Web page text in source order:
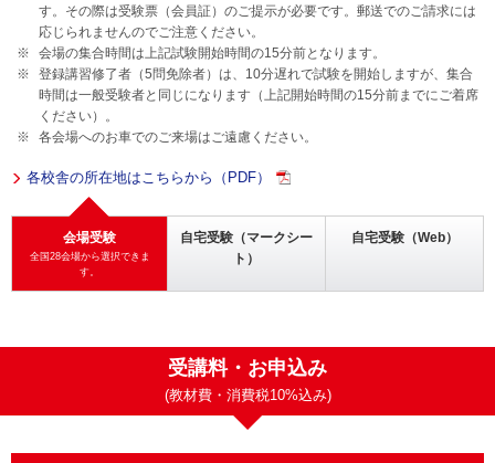
す。その際は受験票（会員証）のご提示が必要です。郵送でのご請求には
応じられませんのでご注意ください。
会場の集合時間は上記試験開始時間の15分前となります。
登録講習修了者（5問免除者）は、10分遅れで試験を開始しますが、集合
時間は一般受験者と同じになります（上記開始時間の15分前までにご着席
ください）。
各会場へのお車でのご来場はご遠慮ください。
各校舎の所在地はこちらから（PDF）
会場受験
全国28会場から選択できま
す。
自宅受験（マークシー
ト）
自宅受験（Web）
受講料・お申込み
(教材費・消費税10%込み)